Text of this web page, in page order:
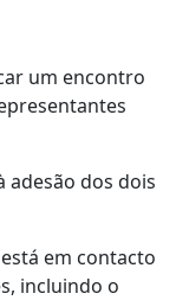
um encontro
adesão dos dois
em contacto
incluindo o